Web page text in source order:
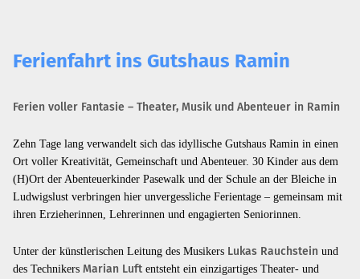
Ferienfahrt ins Gutshaus Ramin
Ferien voller Fantasie – Theater, Musik und Abenteuer in Ramin
Zehn Tage lang verwandelt sich das idyllische Gutshaus Ramin in einen
Ort voller Kreativität, Gemeinschaft und Abenteuer. 30 Kinder aus dem
(H)Ort der Abenteuerkinder Pasewalk und der Schule an der Bleiche in
Ludwigslust verbringen hier unvergessliche Ferientage – gemeinsam mit
ihren Erzieherinnen, Lehrerinnen und engagierten Seniorinnen.
Unter der künstlerischen Leitung des Musikers Lukas Rauchstein und
des Technikers Marian Luft entsteht ein einzigartiges Theater- und